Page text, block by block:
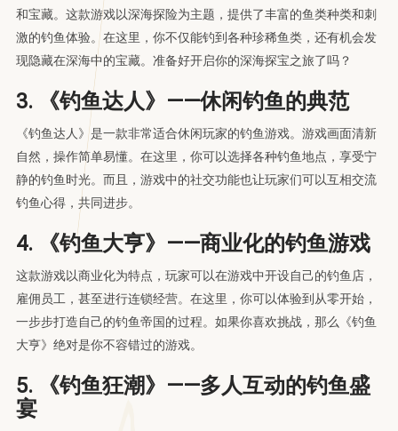
和宝藏。这款游戏以深海探险为主题，提供了丰富的鱼类种类和刺
激的钓鱼体验。在这里，你不仅能钓到各种珍稀鱼类，还有机会发
现隐藏在深海中的宝藏。准备好开启你的深海探宝之旅了吗？
3. 《钓鱼达人》——休闲钓鱼的典范
《钓鱼达人》是一款非常适合休闲玩家的钓鱼游戏。游戏画面清新
自然，操作简单易懂。在这里，你可以选择各种钓鱼地点，享受宁
静的钓鱼时光。而且，游戏中的社交功能也让玩家们可以互相交流
钓鱼心得，共同进步。
4. 《钓鱼大亨》——商业化的钓鱼游戏
这款游戏以商业化为特点，玩家可以在游戏中开设自己的钓鱼店，
雇佣员工，甚至进行连锁经营。在这里，你可以体验到从零开始，
一步步打造自己的钓鱼帝国的过程。如果你喜欢挑战，那么《钓鱼
大亨》绝对是你不容错过的游戏。
5. 《钓鱼狂潮》——多人互动的钓鱼盛
宴